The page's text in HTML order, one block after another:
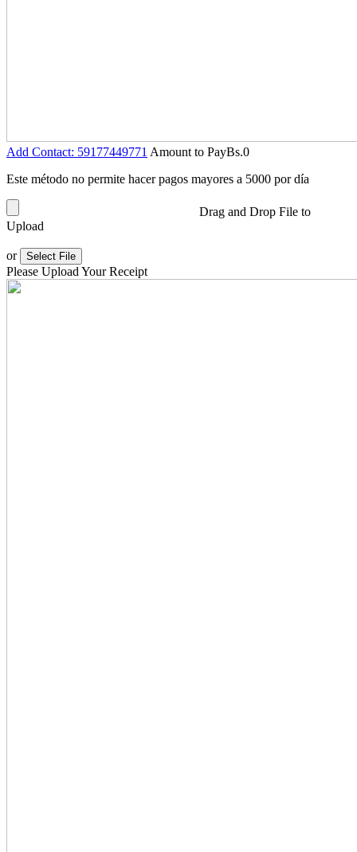
Add Contact: 59177449771 Amount to PayBs.0
Este método no permite hacer pagos mayores a 5000 por día
Drag and Drop File to
Upload
or Select File
Please Upload Your Receipt